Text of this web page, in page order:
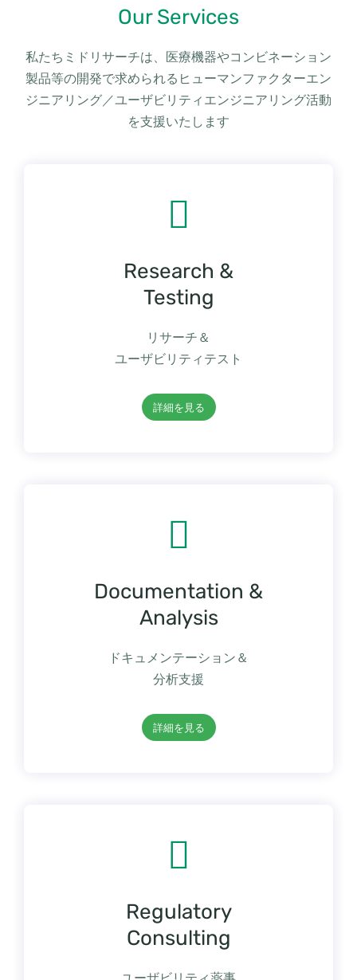
Our Services
私たちミドリサーチは、医療機器やコンビネーション
製品等の開発で求められるヒューマンファクターエン
ジニアリング／ユーザビリティエンジニアリング活動
を支援いたします
Research &
Testing
リサーチ＆
ユーザビリティテスト
詳細を見る
Documentation &
Analysis
ドキュメンテーション＆
分析支援
詳細を見る
Regulatory
Consulting